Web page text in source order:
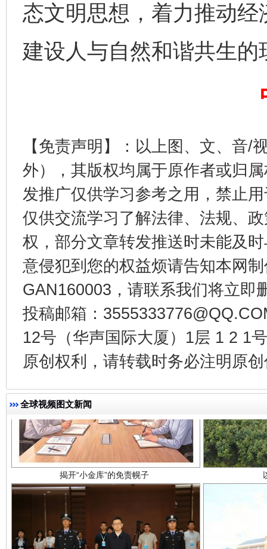
态文明思想，着力推动
建设人与自然和谐共生的
【免责声明】：以上图、文、音/
外），其版权均属于原作者或归
发推广仅供学习参考之用，禁止
仅供交流学习了解法律、法规、
权，部分文章转发推送时未能及
意侵犯到您的权益烦请告知本网
GAN160003，请联系我们将立即
投稿邮箱：
12号（华声国际大厦）1层 1 2 1
原创权利，请转载时务必注明原
全球视频图文新闻
千年窑火 生生不息
揭开“小金库”的免责幌子